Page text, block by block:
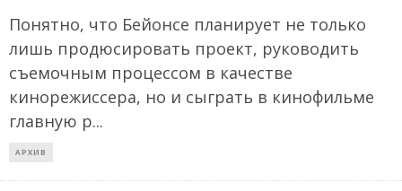
Понятно, что Бейонсе планирует не только
лишь продюсировать проект, руководить
съемочным процессом в качестве
кинорежиссера, но и сыграть в кинофильме
главную р...
АРХИВ